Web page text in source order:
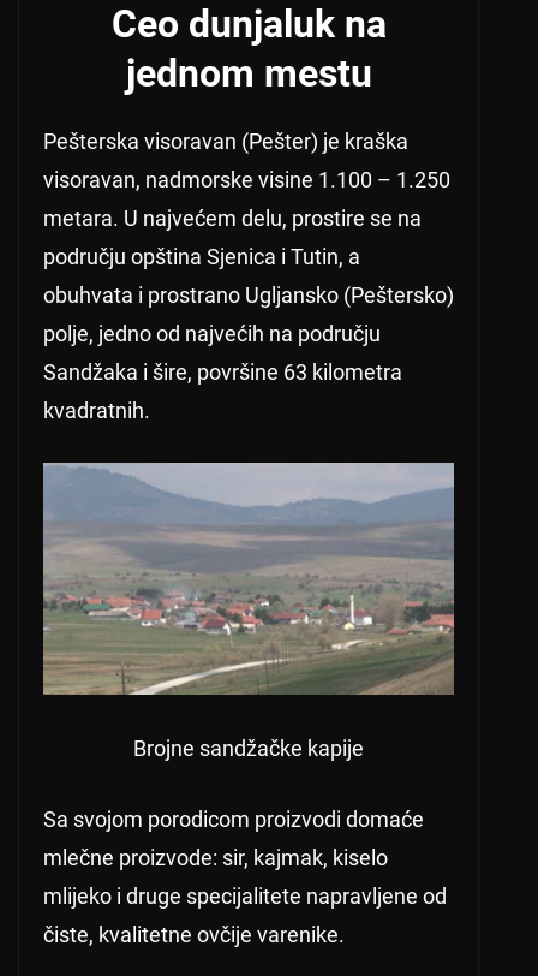
Ceo dunjaluk na
jednom mestu
Pešterska visoravan (Pešter) je kraška
visoravan, nadmorske visine 1.100 – 1.250
metara. U najvećem delu, prostire se na
području opština Sjenica i Tutin, a
obuhvata i prostrano Ugljansko (Peštersko)
polje, jedno od najvećih na području
Sandžaka i šire, površine 63 kilometra
kvadratnih.
Brojne sandžačke kapije
Sa svojom porodicom proizvodi domaće
mlečne proizvode: sir, kajmak, kiselo
mlijeko i druge specijalitete napravljene od
čiste, kvalitetne ovčije varenike.